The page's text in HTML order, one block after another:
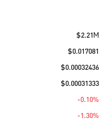
$2.21M
$0.017081
$0.00032436
$0.00031333
-0.10%
-1.30%